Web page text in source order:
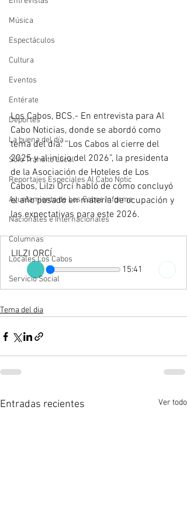
Música
Espectáculos
Cultura
Eventos
Entérate
Deportes
La buena del día
Sólo Tránsito Local
Reportajes Especiales Al Cabo Notic
Ayuntamiento de Los Cabos Informa
Nacionales e Internacionales
Columnas
Locales Los Cabos
Servicio Social
Los Cabos, BCS.- En entrevista para Al
Cabo Noticias, donde se abordó como
tema del día: “Los Cabos al cierre del
2025 y al inicio del 2026”, la presidenta
de la Asociación de Hoteles de Los
Cabos, Lilzi Orcí habló de cómo concluyó
el año pasado en materia de ocupación y
las expectativas para este 2026.
LILZI ORCÍ
15:41
Tema del dia
Entradas recientes Ver todo